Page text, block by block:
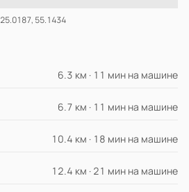
25.0187, 55.1434
6.3 км · 11 мин на машине
6.7 км · 11 мин на машине
10.4 км · 18 мин на машине
12.4 км · 21 мин на машине